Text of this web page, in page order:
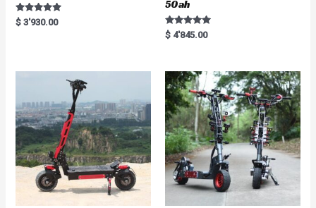
Rated
5.00
$ 3'930.00
50ah
Rated
5.00
$ 4'845.00